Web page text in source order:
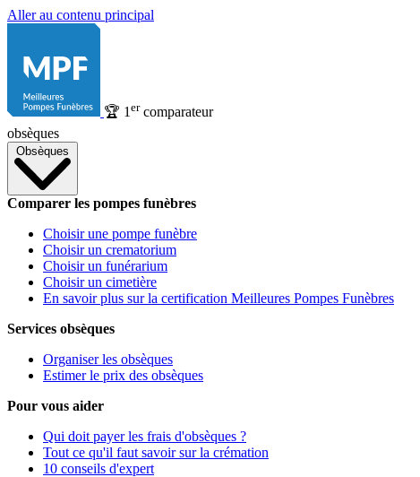
Aller au contenu principal
🏆 1 ercomparateur
obsèques
Obsèques
Comparer les pompes funèbres
Choisir une pompe funèbre
Choisir un crematorium
Choisir un funérarium
Choisir un cimetière
En savoir plus sur la certification Meilleures Pompes Funèbres
Services obsèques
Organiser les obsèques
Estimer le prix des obsèques
Pour vous aider
Qui doit payer les frais d'obsèques ?
Tout ce qu'il faut savoir sur la crémation
10 conseils d'expert